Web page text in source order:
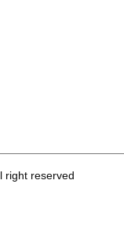
right reserved